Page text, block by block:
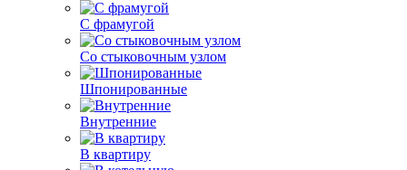
С фрамугой
Со стыковочным узлом
Шпонированные
Внутренние
В квартиру